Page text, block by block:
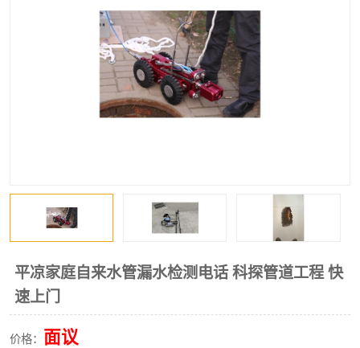
平凉家庭自来水管漏水检测电话 科探管道工程 快
速上门
价格： 面议